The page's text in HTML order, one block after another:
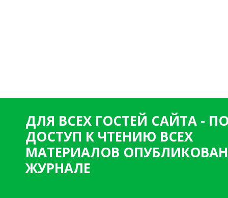
ДЛЯ ВСЕХ ГОСТЕЙ САЙТА -
ДОСТУП К ЧТЕНИЮ ВСЕХ
МАТЕРИАЛОВ
ЖУРНАЛЕ